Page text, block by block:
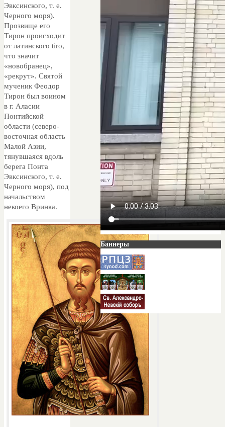
Эвксинского, т. е.
Черного моря).
Прозвище его
Тирон происходит
от латинского tiro,
что значит
«новобранец»,
«рекрут». Святой
мученик Феодор
Тирон был воином
в г. Аласии
Понтийской
области (северо-
восточная область
Малой Азии,
тянувшаяся вдоль
берега Понта
Эвксинского, т. е.
Черного моря), под
начальством
некоего Вринка.
Баннеры